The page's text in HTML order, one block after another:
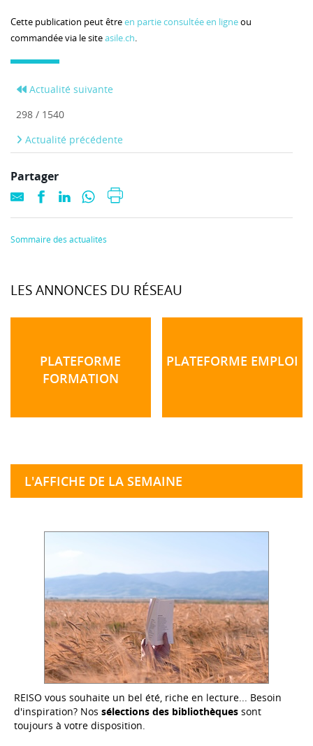
Cette publication peut êtreen partie consultée en ligneou
commandée via le siteasile.ch.
Actualité suivante
298 / 1540
Actualité précédente
Partager
Sommaire des actualités
LES ANNONCES DU RÉSEAU
PLATEFORME
FORMATION
PLATEFORME EMPLOI
L'AFFICHE DE LA SEMAINE
REISO vous souhaite un bel été, riche en lecture... Besoin
d'inspiration? Nos sélections des bibliothèques sont
toujours à votre disposition.